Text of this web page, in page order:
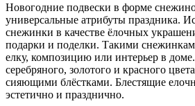
Новогодние подвески в форме
универсальные атрибуты праздника.
снежинки в качестве ёлочных
подарки и поделки. Такими
елку, композицию или интерьер в
серебряного, золотого и красного
сияющими блёстками. Блестящие
эстетично и празднично.